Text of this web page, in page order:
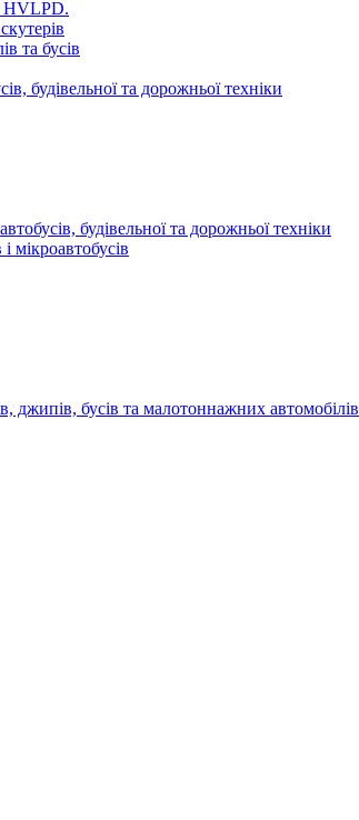
HVLPD.
та бусів
будівельної та дорожньої техніки
будівельної та дорожньої техніки
мікроавтобусів
джипів, бусів та малотоннажних автомобілів